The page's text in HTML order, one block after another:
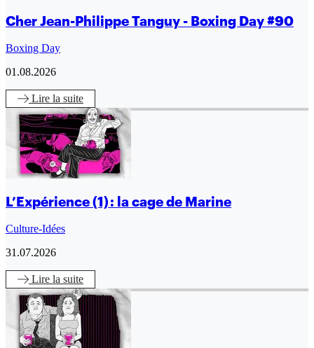
Cher Jean-Philippe Tanguy - Boxing Day #90
Boxing Day
01.08.2026
Lire la suite
L’Expérience (1) : la cage de Marine
Culture-Idées
31.07.2026
Lire la suite